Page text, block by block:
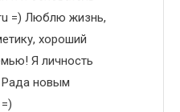
=) Люблю жизнь,
хороший
Я личность
Рада новым